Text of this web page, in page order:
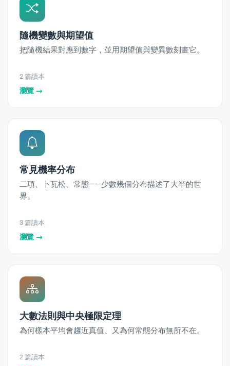
隨機變數與期望值
把隨機結果對應到數字，並用期望值與變異數刻畫它。
2 篇讀本
瀏覽 →
常見機率分布
二項、卜瓦松、常態——少數幾個分布描述了大半的世
界。
3 篇讀本
瀏覽 →
大數法則與中央極限定理
為何樣本平均會趨近真值、又為何常態分布無所不在。
2 篇讀本